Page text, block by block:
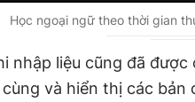
Học ngoại ngữ theo thời gian
nhập liệu cũng đã
và hiển thị các